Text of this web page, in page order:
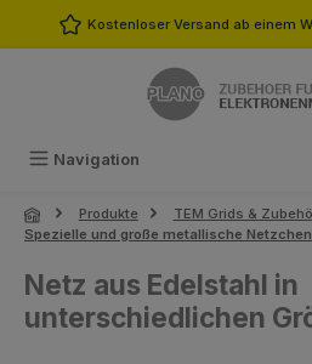
Zum Hauptinhalt springen
Kostenloser Versand ab einem
Navigation
Produkte
TEM Grids &
Spezielle und große metallische
Netz aus Edelstahl in
unterschiedlichen